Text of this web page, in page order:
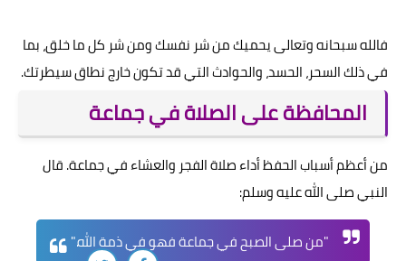
فالله سبحانه وتعالى يحميك من شر نفسك ومن شر كل ما خلق، بما
في ذلك السحر، الحسد، والحوادث التي قد تكون خارج نطاق سيطرتك.
المحافظة على الصلاة في جماعة
من أعظم أسباب الحفظ أداء صلاة الفجر والعشاء في جماعة. قال
النبي صلى الله عليه وسلم:
"من صلى الصبح في جماعة فهو في ذمة الله."